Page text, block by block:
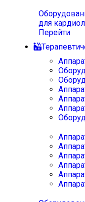
для
Перейти